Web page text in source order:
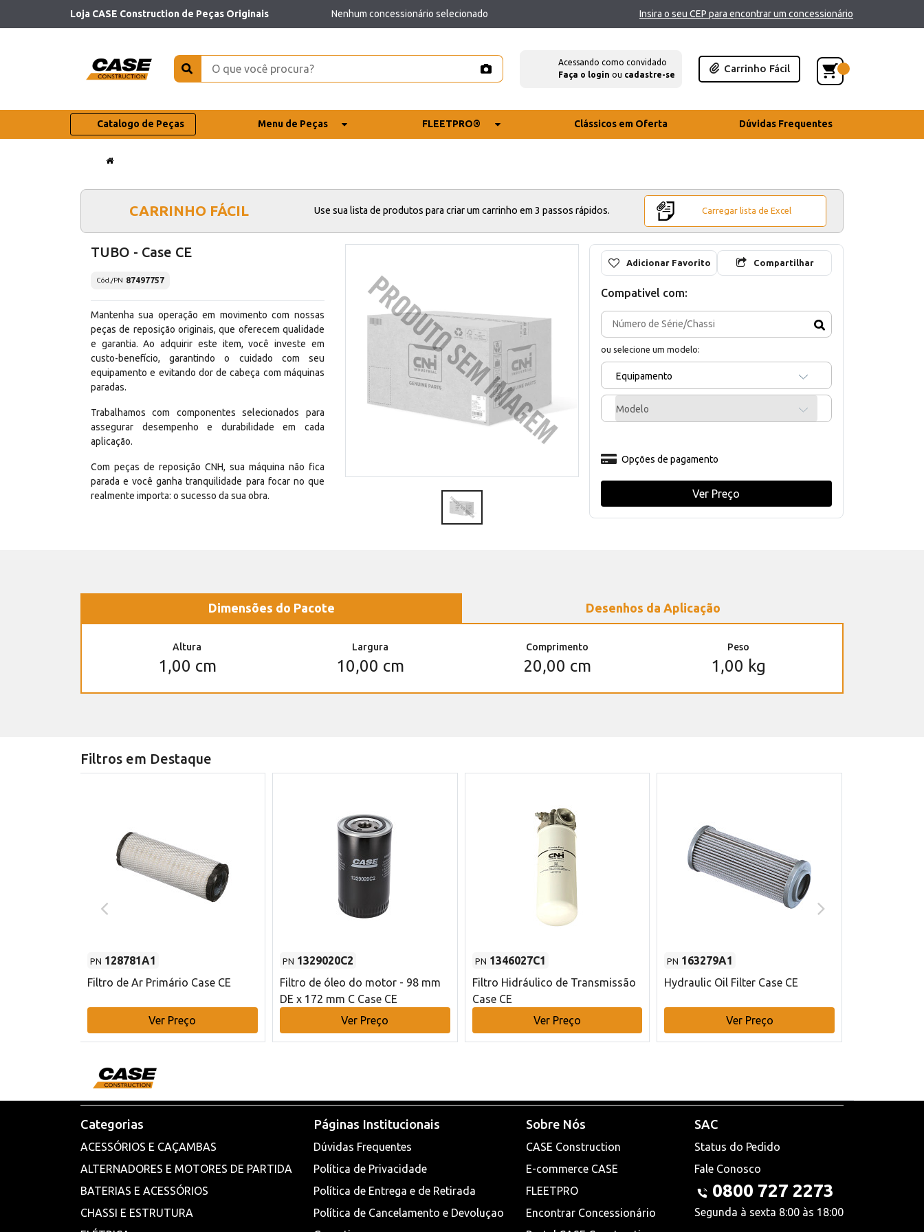
Loja CASE Construction de Peças Originais Nenhum concessionário selecionado Insira o seu CEP para encontrar um concessionário
Acessando como convidado
Faça o login ou cadastre-se
Carrinho Fácil
Catalogo de Peças Menu de Peças FLEETPRO® Clássicos em Oferta Dúvidas Frequentes
CARRINHO FÁCIL Use sua lista de produtos para criar um carrinho em 3 passos rápidos. Carregar lista de Excel
TUBO - Case CE
Cód./PN 87497757
Mantenha sua operação em movimento com nossas
peças de reposição originais, que oferecem qualidade
e garantia. Ao adquirir este item, você investe em
custo-benefício, garantindo o cuidado com seu
equipamento e evitando dor de cabeça com máquinas
paradas.
Trabalhamos com componentes selecionados para
assegurar desempenho e durabilidade em cada
aplicação.
Com peças de reposição CNH, sua máquina não fica
parada e você ganha tranquilidade para focar no que
realmente importa: o sucesso da sua obra.
Adicionar Favorito Compartilhar
Compativel com:
ou selecione um modelo:
Equipamento
Modelo
Opções de pagamento
Ver Preço
Dimensões do Pacote Desenhos da Aplicação
Altura
1,00 cm
Largura
10,00 cm
Comprimento
20,00 cm
Peso
1,00 kg
Filtros em Destaque
PN 128781A1
Filtro de Ar Primário Case CE
Ver Preço
PN 1329020C2
Filtro de óleo do motor - 98 mm
DE x 172 mm C Case CE
Ver Preço
PN 1346027C1
Filtro Hidráulico de Transmissão
Case CE
Ver Preço
PN 163279A1
Hydraulic Oil Filter Case CE
Ver Preço
Categorias
ACESSÓRIOS E CAÇAMBAS
ALTERNADORES E MOTORES DE PARTIDA
BATERIAS E ACESSÓRIOS
CHASSI E ESTRUTURA
Páginas Institucionais
Dúvidas Frequentes
Política de Privacidade
Política de Entrega e de Retirada
Política de Cancelamento e Devoluçao
Sobre Nós
CASE Construction
E-commerce CASE
FLEETPRO
Encontrar Concessionário
SAC
Status do Pedido
Fale Conosco
0800 727 2273
Segunda à sexta 8:00 às 18:00